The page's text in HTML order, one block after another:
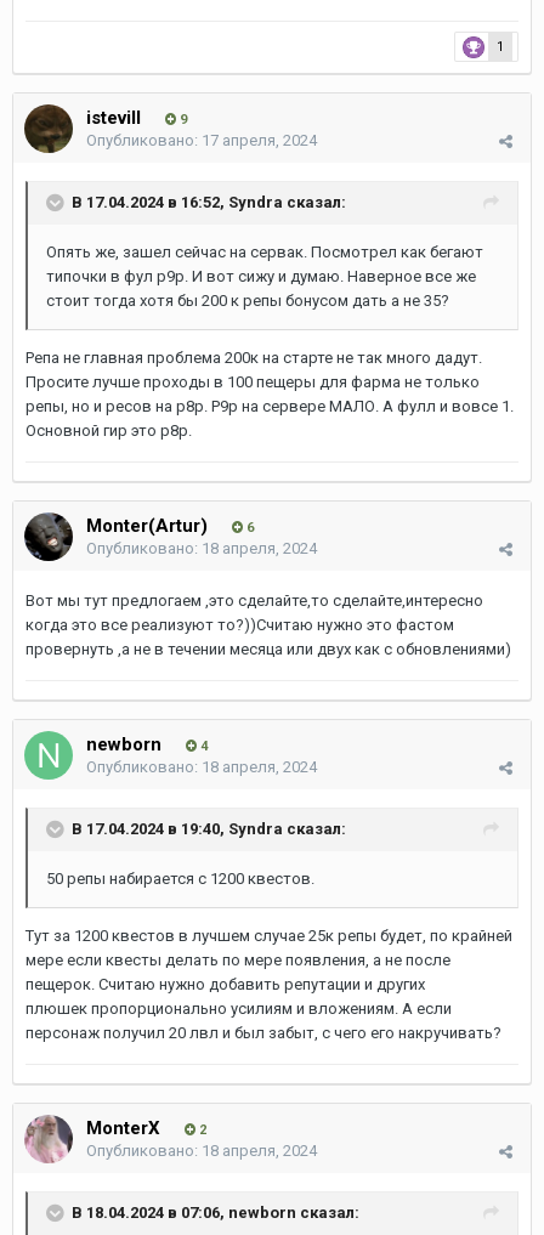
1
istevill 9
Опубликовано: 17 апреля, 2024
В 17.04.2024 в 16:52, Syndra сказал:
Опять же, зашел сейчас на сервак. Посмотрел как бегают
типочки в фул р9р. И вот сижу и думаю. Наверное все же
стоит тогда хотя бы 200 к репы бонусом дать а не 35?
Репа не главная проблема 200к на старте не так много дадут.
Просите лучше проходы в 100 пещеры для фарма не только
репы, но и ресов на р8р. Р9р на сервере МАЛО. А фулл и вовсе 1.
Основной гир это р8р.
Monter(Artur) 6
Опубликовано: 18 апреля, 2024
Вот мы тут предлогаем ,это сделайте,то сделайте,интересно
когда это все реализуют то?))Считаю нужно это фастом
провернуть ,а не в течении месяца или двух как с обновлениями)
newborn 4
Опубликовано: 18 апреля, 2024
В 17.04.2024 в 19:40, Syndra сказал:
50 репы набирается с 1200 квестов.
Тут за 1200 квестов в лучшем случае 25к репы будет, по крайней
мере если квесты делать по мере появления, а не после
пещерок. Считаю нужно добавить репутации и других
плюшек пропорционально усилиям и вложениям. А если
персонаж получил 20 лвл и был забыт, с чего его накручивать?
MonterX 2
Опубликовано: 18 апреля, 2024
В 18.04.2024 в 07:06, newborn сказал: